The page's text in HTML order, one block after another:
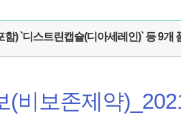
) `디스트린캡슐(디아세레인)` 등 9개
(비보존제약